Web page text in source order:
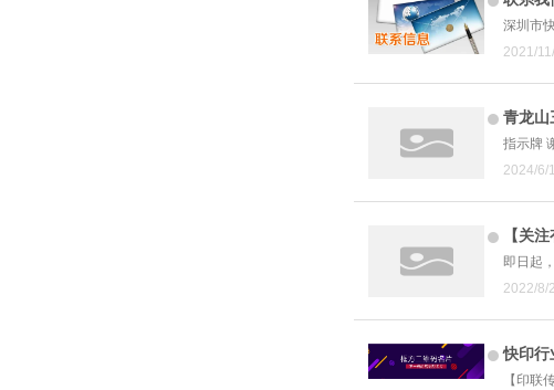
深圳市
2021/
青龙山
指示牌
2024/6/
【关
即日起
2022/8/
快印行
【印联